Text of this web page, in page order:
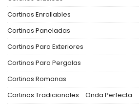
Cortinas Enrollables
Cortinas Paneladas
Cortinas Para Exteriores
Cortinas Para Pergolas
Cortinas Romanas
Cortinas Tradicionales - Onda Perfecta